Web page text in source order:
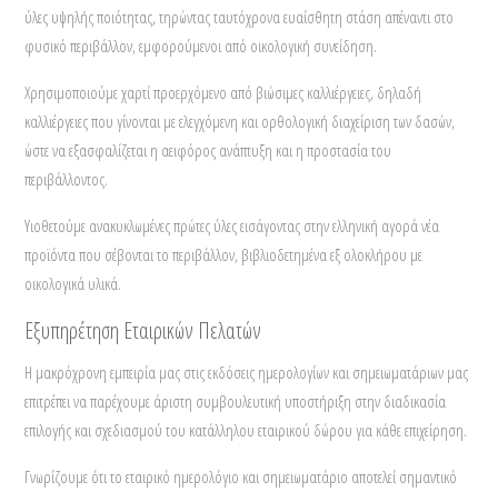
ύλες υψηλής ποιότητας, τηρώντας ταυτόχρονα ευαίσθητη στάση απέναντι στο
φυσικό περιβάλλον, εμφορούμενοι από οικολογική συνείδηση.
Χρησιμοποιούμε χαρτί προερχόμενο από βιώσιμες καλλιέργειες, δηλαδή
καλλιέργειες που γίνονται με ελεγχόμενη και ορθολογική διαχείριση των δασών,
ώστε να εξασφαλίζεται η αειφόρος ανάπτυξη και η προστασία του
περιβάλλοντος.
Υιοθετούμε ανακυκλωμένες πρώτες ύλες εισάγοντας στην ελληνική αγορά νέα
προϊόντα που σέβονται το περιβάλλον, βιβλιοδετημένα εξ ολοκλήρου με
οικολογικά υλικά.
Εξυπηρέτηση Εταιρικών Πελατών
Η μακρόχρονη εμπειρία μας στις εκδόσεις ημερολογίων και σημειωματάριων μας
επιτρέπει να παρέχουμε άριστη συμβουλευτική υποστήριξη στην διαδικασία
επιλογής και σχεδιασμού του κατάλληλου εταιρικού δώρου για κάθε επιχείρηση.
Γνωρίζουμε ότι το εταιρικό ημερολόγιο και σημειωματάριο αποτελεί σημαντικό